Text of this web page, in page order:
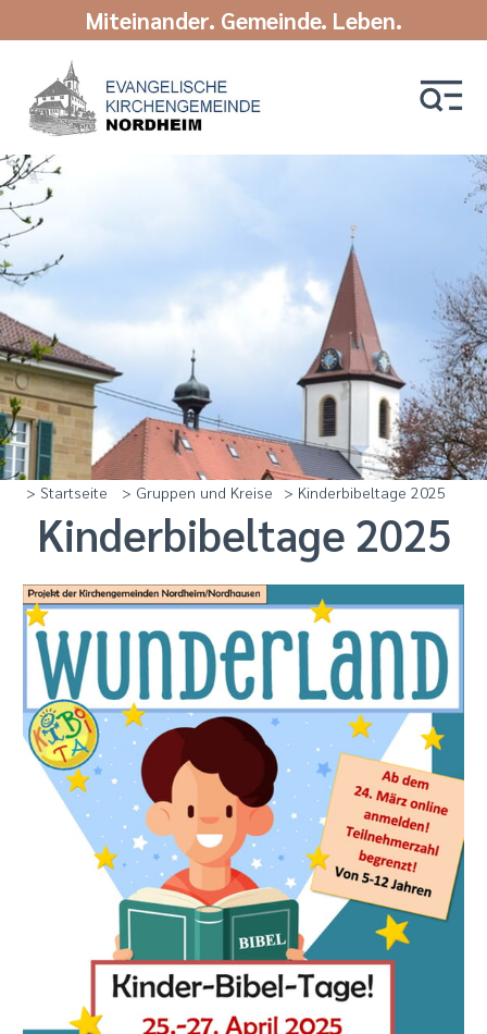
Miteinander. Gemeinde. Leben.
> Startseite > Gruppen und Kreise > Kinderbibeltage 2025
Kinderbibeltage 2025